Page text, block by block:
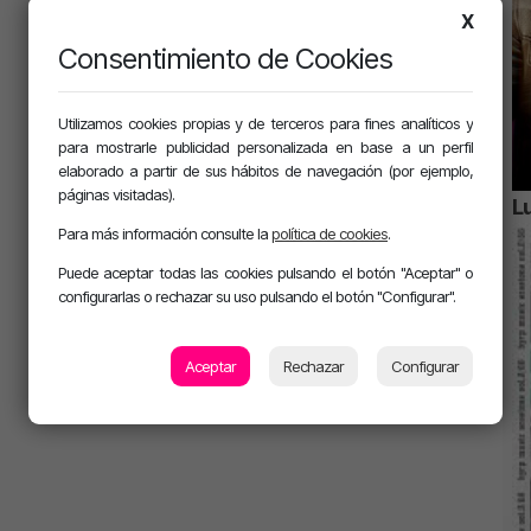
X
Consentimiento de Cookies
Utilizamos cookies propias y de terceros para fines analíticos y
para mostrarle publicidad personalizada en base a un perfil
elaborado a partir de sus hábitos de navegación (por ejemplo,
páginas visitadas).
Para más información consulte lapolítica de cookies.
Puede aceptar todas las cookies pulsando el botón "Aceptar" o
configurarlas o rechazar su uso pulsando el botón "Configurar".
Aceptar Rechazar Configurar